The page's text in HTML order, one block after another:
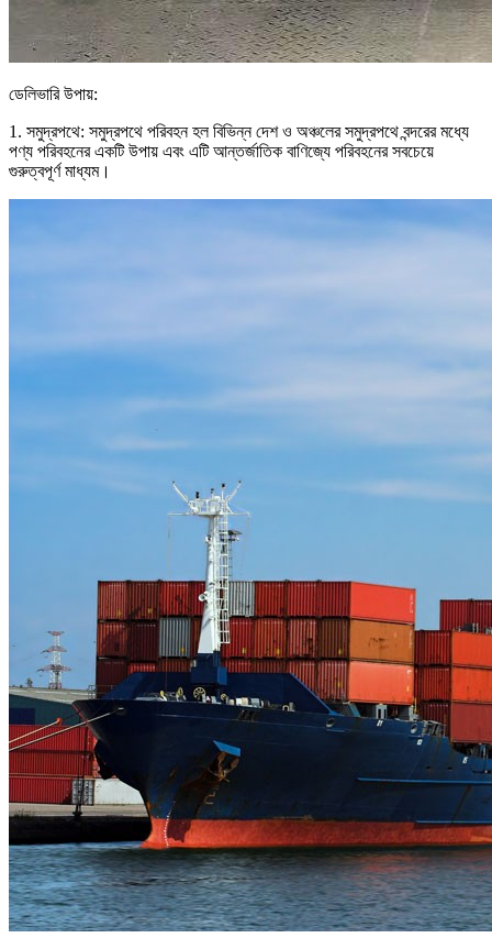
ডেলিভারি উপায়:
1. সমুদ্রপথে: সমুদ্রপথে পরিবহন হল বিভিন্ন দেশ ও অঞ্চলের সমুদ্রপথে বন্দরের মধ্যে
পণ্য পরিবহনের একটি উপায় এবং এটি আন্তর্জাতিক বাণিজ্যে পরিবহনের সবচেয়ে
গুরুত্বপূর্ণ মাধ্যম।